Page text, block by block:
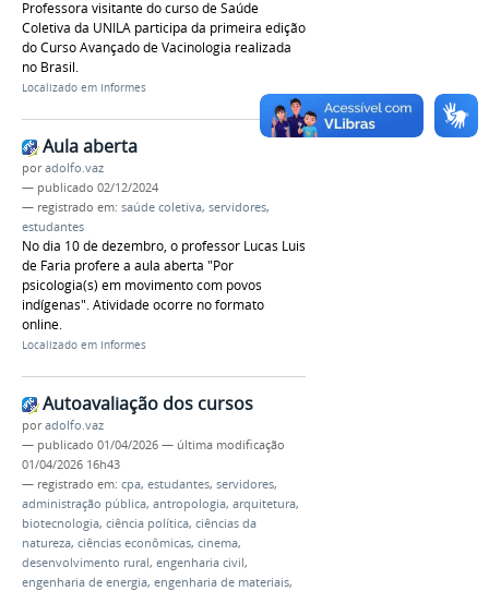
Professora visitante do curso de Saúde
Coletiva da UNILA participa da primeira edição
do Curso Avançado de Vacinologia realizada
no Brasil.
Localizado em Informes
Aula aberta
poradolfo.vaz
— publicado 02/12/2024
— registrado em: saúde coletiva, servidores,
estudantes
No dia 10 de dezembro, o professor Lucas Luis
de Faria profere a aula aberta "Por
psicologia(s) em movimento com povos
indígenas". Atividade ocorre no formato
online.
Localizado em Informes
Autoavaliação dos cursos
poradolfo.vaz
— publicado 01/04/2026 — última modificação
01/04/2026 16h43
— registrado em: cpa, estudantes, servidores,
administração pública, antropologia, arquitetura,
biotecnologia, ciência política, ciências da
natureza, ciências econômicas, cinema,
desenvolvimento rural, engenharia civil,
engenharia de energia, engenharia de materiais,